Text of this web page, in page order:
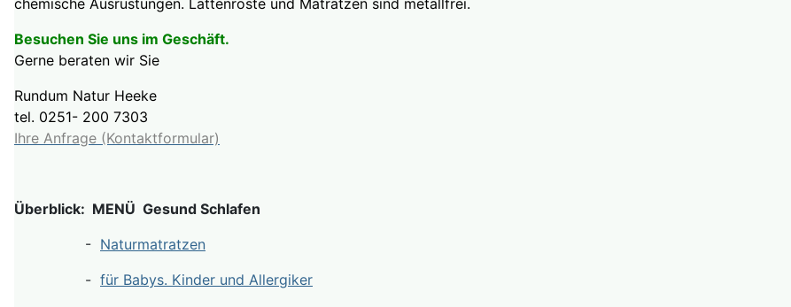
chemische Ausrüstungen. Lattenroste und Matratzen sind metallfrei.
Besuchen Sie uns im Geschäft.
Gerne beraten wir Sie
Rundum Natur Heeke
tel. 0251- 200 7303
Ihre Anfrage (Kontaktformular)
Überblick: MENÜ Gesund Schlafen
- Naturmatratzen
- für Babys. Kinder und Allergiker